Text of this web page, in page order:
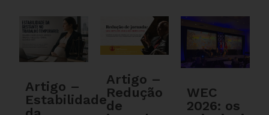
Artigo –
Estabilidade
Artigo –
Redução
de
WEC
2026: os